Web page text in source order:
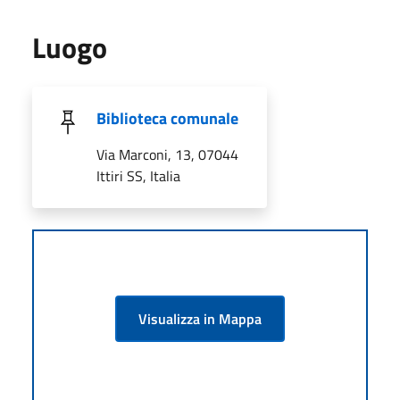
Luogo
Biblioteca comunale
Via Marconi, 13, 07044
Ittiri SS, Italia
Visualizza in Mappa